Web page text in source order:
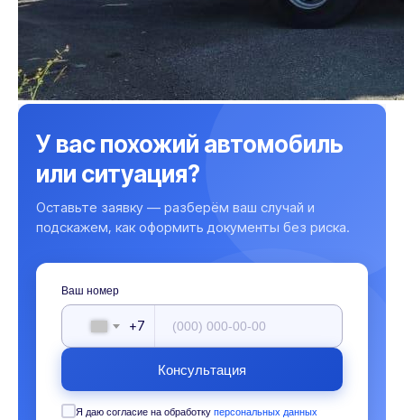
У вас похожий автомобиль
или ситуация?
Оставьте заявку — разберём ваш случай и
подскажем, как оформить документы без риска.
Ваш номер
+7
Консультация
Я даю согласие на обработку персональных данных